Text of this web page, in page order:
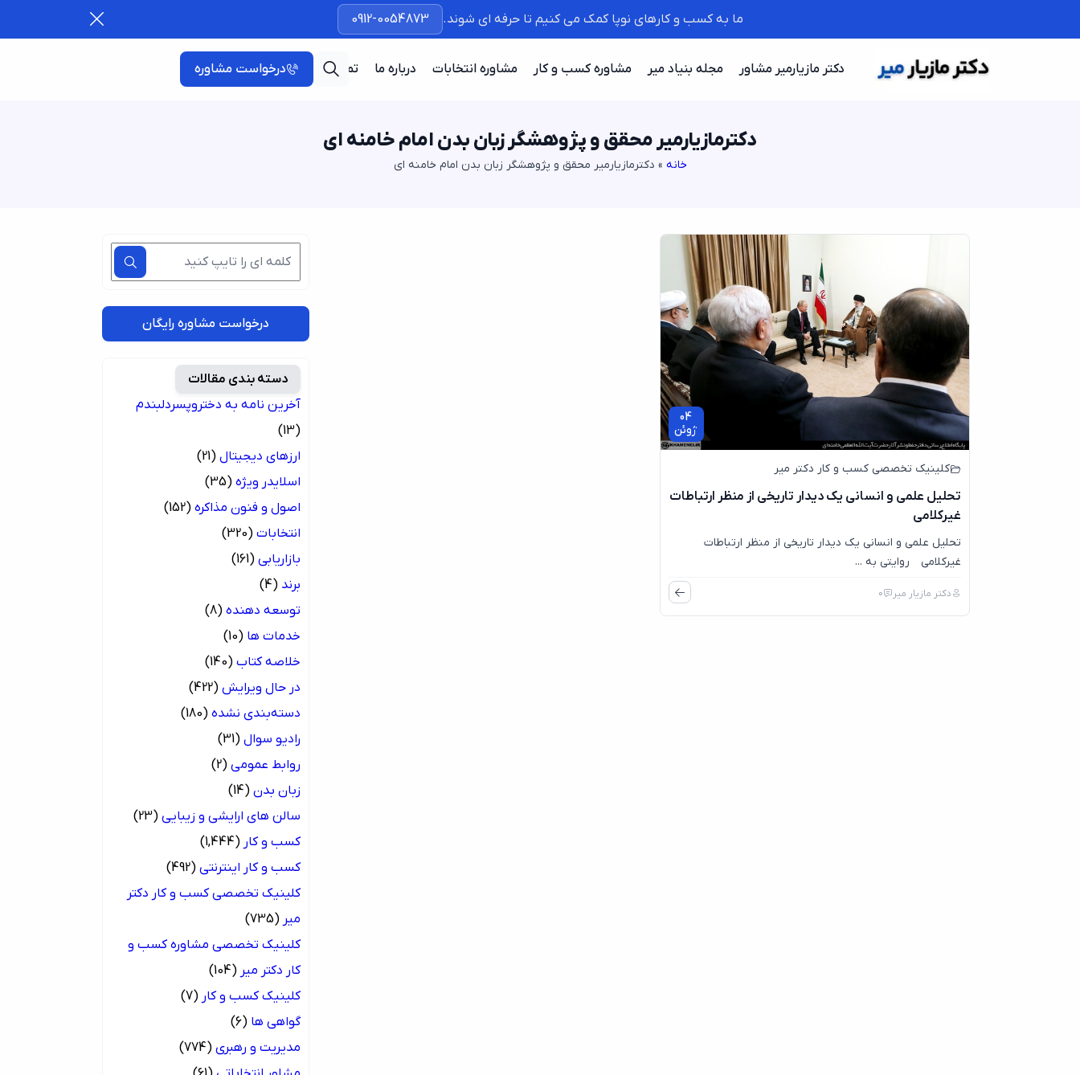
ما به کسب و کارهای نوپا کمک می کنیم تا حرفه ای شوند. 0912-0054873
دکتر مازیارمیر مشاور مجله بنیاد میر مشاوره کسب و کار مشاوره انتخابات درباره ما تماس با ما درخواست مشاوره
دکترمازیارمیر محقق و پژوهشگر زبان بدن امام خامنه ای
خانه » دکترمازیارمیر محقق و پژوهشگر زبان بدن امام خامنه ای
04
ژوئن
کلینیک تخصصی کسب و کار دکتر میر
تحلیل علمی و انسانی یک دیدار تاریخی از منظر ارتباطات
غیرکلامی
تحلیل علمی و انسانی یک دیدار تاریخی از منظر ارتباطات
غیرکلامی روایتی به ...
دکتر مازیار میر 0
درخواست مشاوره رایگان
دسته بندی مقالات
آخرین نامه به دختروپسردلبندم
(13)
ارزهای دیجیتال (21)
اسلایدر ویژه (35)
اصول و فنون مذاکره (152)
انتخابات (320)
بازاریابی (161)
برند (4)
توسعه دهنده (8)
خدمات ها (10)
خلاصه کتاب (140)
در حال ویرایش (422)
دسته‌بندی نشده (180)
رادیو سوال (31)
روابط عمومی (2)
زبان بدن (14)
سالن های ارایشی و زیبایی (23)
کسب و کار (1,444)
کسب و کار اینترنتی (492)
کلینیک تخصصی کسب و کار دکتر
میر (735)
کلینیک تخصصی مشاوره کسب و
کار دکتر میر (104)
کلینیک کسب و کار (7)
گواهی ها (6)
مدیریت و رهبری (774)